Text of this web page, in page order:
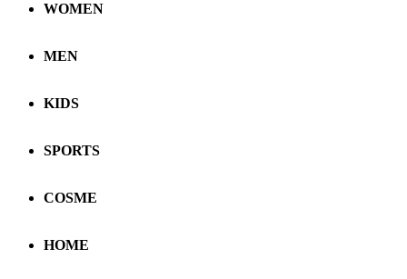
WOMEN
MEN
KIDS
SPORTS
COSME
HOME